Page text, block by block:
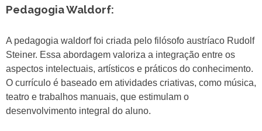
Pedagogia Waldorf:
A pedagogia waldorf foi criada pelo filósofo austríaco Rudolf
Steiner. Essa abordagem valoriza a integração entre os
aspectos intelectuais, artísticos e práticos do conhecimento.
O currículo é baseado em atividades criativas, como música,
teatro e trabalhos manuais, que estimulam o
desenvolvimento integral do aluno.